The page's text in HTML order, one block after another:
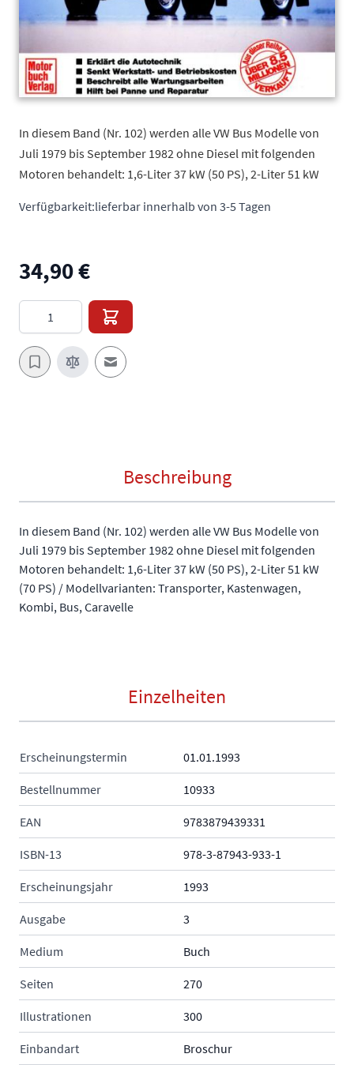
In diesem Band (Nr. 102) werden alle VW Bus Modelle von
Juli 1979 bis September 1982 ohne Diesel mit folgenden
Motoren behandelt: 1,6-Liter 37 kW (50 PS), 2-Liter 51 kW
Verfügbarkeit:lieferbar innerhalb von 3-5 Tagen
34,90 €
E-Mail an einen Freund
Beschreibung
In diesem Band (Nr. 102) werden alle VW Bus Modelle von
Juli 1979 bis September 1982 ohne Diesel mit folgenden
Motoren behandelt: 1,6-Liter 37 kW (50 PS), 2-Liter 51 kW
(70 PS) / Modellvarianten: Transporter, Kastenwagen,
Kombi, Bus, Caravelle
Einzelheiten
Erscheinungstermin 01.01.1993
Bestellnummer 10933
EAN 9783879439331
ISBN-13 978-3-87943-933-1
Erscheinungsjahr 1993
Ausgabe 3
Medium Buch
Seiten 270
Illustrationen 300
Einbandart Broschur